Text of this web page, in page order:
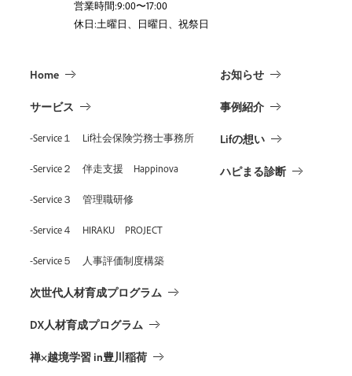
営業時間:9:00〜17:00
休日:土曜日、日曜日、祝祭日
Home
サービス
-Service１ Lif社会保険労務士事務所
-Service２ 伴走支援 Happinova
-Service３ 管理職研修
-Service４ HIRAKU PROJECT
-Service５ 人事評価制度構築
次世代人材育成プログラム
DX人材育成プログラム
お知らせ
事例紹介
Lifの想い
ハピまる診断
禅×越境学習 in豊川稲荷